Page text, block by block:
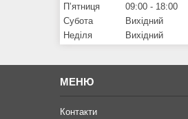
Пʼятниця
09:00
18:00
Субота
Вихідний
Неділя
Вихідний
МЕНЮ
Контакти